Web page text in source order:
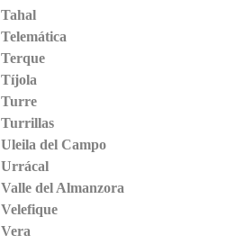
Tahal
Telemática
Terque
Tíjola
Turre
Turrillas
Uleila del Campo
Urrácal
Valle del Almanzora
Velefique
Vera